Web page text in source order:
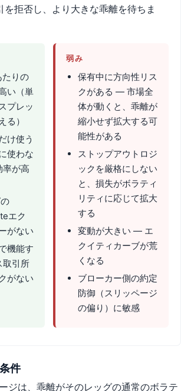
を拒否し、より大きな乖離を待ちま
たりの
い（単
プレッ
る）
け使う
使わな
が高
エク
がない
機能す
引所
がない
弱み
保有中に方向性リス
クがある — 市場全
体が動くと、乖離が
縮小せず拡大する可
能性がある
ストップアウトロジ
ックを厳格にしない
と、損失がボラティ
リティに応じて拡大
する
変動が大きい — エ
クイティカーブが荒
くなる
ブローカー側の約定
防御（スリッページ
の偏り）に敏感
件
ジは、乖離がそのレッグの通常のボラテ